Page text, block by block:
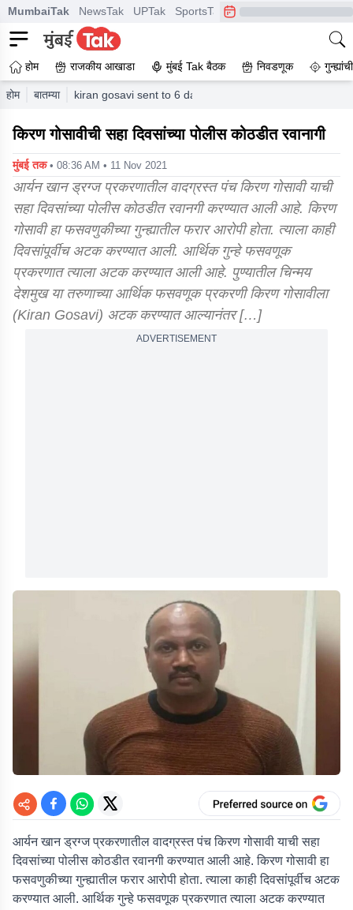
MumbaiTak NewsTak UPTak SportsTak CrimeTak
होम राजकीय आखाडा मुंबई Tak बैठक निवडणूक
होम बातम्या kiran gosavi sent to 6 days police custody kiran
किरण गोसावीची सहा दिवसांच्या पोलीस कोठडीत रवानागी
मुंबई तक • 08:36 AM • 11 Nov 2021
आर्यन खान ड्रग्ज प्रकरणातील वादग्रस्त पंच किरण गोसावी याची
सहा दिवसांच्या पोलीस कोठडीत रवानगी करण्यात आली आहे. किरण
गोसावी हा फसवणुकीच्या गुन्ह्यातील फरार आरोपी होता. त्याला काही
दिवसांपूर्वीच अटक करण्यात आली. आर्थिक गुन्हे फसवणूक
प्रकरणात त्याला अटक करण्यात आली आहे. पुण्यातील चिन्मय
देशमुख या तरुणाच्या आर्थिक फसवणूक प्रकरणी किरण गोसावीला
(Kiran Gosavi) अटक करण्यात आल्यानंतर […]
ADVERTISEMENT
आर्यन खान ड्रग्ज प्रकरणातील वादग्रस्त पंच किरण गोसावी याची सहा
दिवसांच्या पोलीस कोठडीत रवानगी करण्यात आली आहे. किरण गोसावी हा
फसवणुकीच्या गुन्ह्यातील फरार आरोपी होता. त्याला काही दिवसांपूर्वीच अटक
करण्यात आली. आर्थिक गुन्हे फसवणूक प्रकरणात त्याला अटक करण्यात